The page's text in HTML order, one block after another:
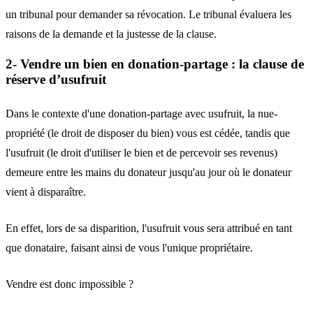
un tribunal pour demander sa révocation. Le tribunal évaluera les
raisons de la demande et la justesse de la clause.
2- Vendre un bien en donation-partage : la clause de
réserve d’usufruit
Dans le contexte d'une donation-partage avec usufruit, la nue-
propriété (le droit de disposer du bien) vous est cédée, tandis que
l'usufruit (le droit d'utiliser le bien et de percevoir ses revenus)
demeure entre les mains du donateur jusqu'au jour où le donateur
vient à disparaître.
En effet, lors de sa disparition, l'usufruit vous sera attribué en tant
que donataire, faisant ainsi de vous l'unique propriétaire.
Vendre est donc impossible ?